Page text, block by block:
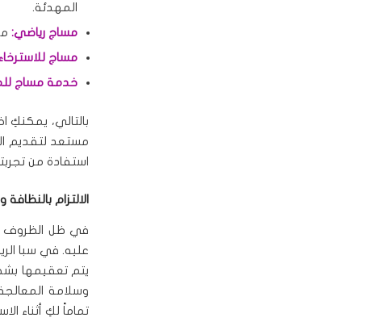
المهدئة.
مساج رياضي:
مساج
خدمة مساج
بالتالي، يمكنكِ
مستعد لتقديم
استفادة من
الالتزام
في ظل الظروف
عليه. في سبا
يتم تعقيمها
وسلامة
تماماً لكِ أثناء